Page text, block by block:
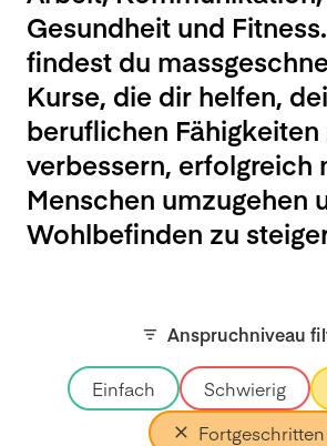
Gesundheit und
findest du
Kurse, die dir helfen,
beruflichen Fähigkeiten
verbessern, erfolgreich
Menschen umzugehen
Wohlbefinden zu
Anspruchniveau
Einfach Schwierig
Fortgeschritten